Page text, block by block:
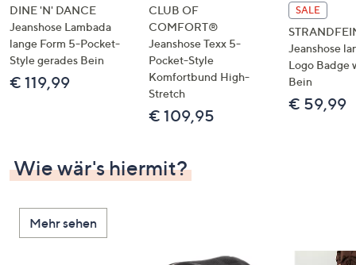
DINE 'N' DANCE
Jeanshose Lambada
lange Form 5-Pocket-
Style gerades Bein
€ 119,99
CLUB OF
COMFORT®
Jeanshose Texx 5-
Pocket-Style
Komfortbund High-
Stretch
€ 109,95
SALE
Jeanshose
Logo Badge
Bein
€ 59,99
Wie wär's hiermit?
Mehr sehen